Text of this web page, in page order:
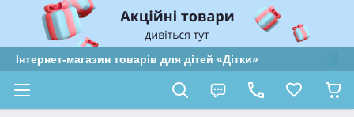
Інтернет-магазин товарів для дітей «Дітки»